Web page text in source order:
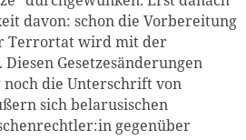
davon: schon die Vorbereitung
Terrortat wird mit der
Gesetzesänderungen
die Unterschrift von
sich belarusischen
gegenüber